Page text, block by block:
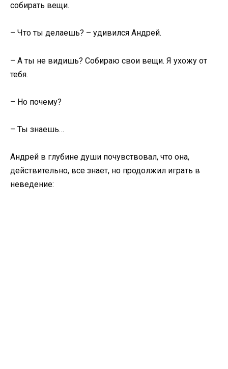
собирать вещи.
– Что ты делаешь? – удивился Андрей.
– А ты не видишь? Собираю свои вещи. Я ухожу от
тебя.
– Но почему?
– Ты знаешь…
Андрей в глубине души почувствовал, что она,
действительно, все знает, но продолжил играть в
неведение: